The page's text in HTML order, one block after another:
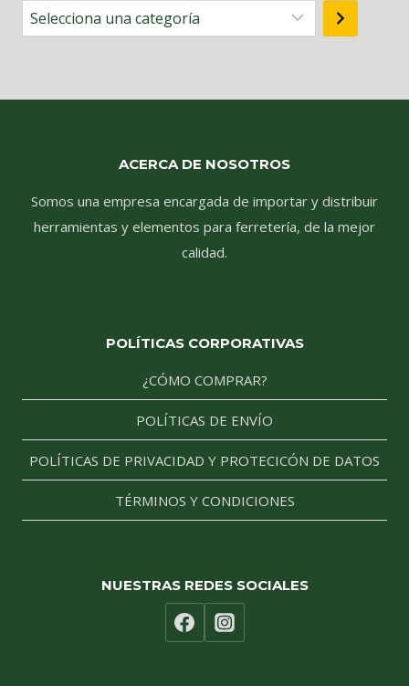
Selecciona
una
ACERCA DE NOSOTROS
Somos una empresa encargada de importar y distribuir
herramientas y elementos para ferretería, de la mejor
calidad.
POLÍTICAS CORPORATIVAS
¿CÓMO COMPRAR?
POLÍTICAS DE ENVÍO
POLÍTICAS DE PRIVACIDAD Y PROTECICÓN DE DATOS
TÉRMINOS Y CONDICIONES
NUESTRAS REDES SOCIALES